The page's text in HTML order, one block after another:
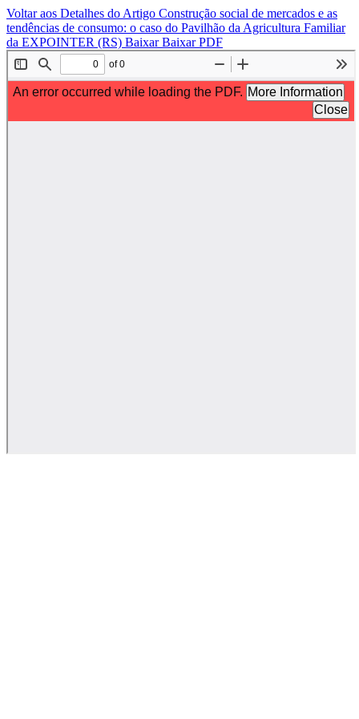
Voltar aos Detalhes do Artigo Construção social de mercados e as
tendências de consumo: o caso do Pavilhão da Agricultura Familiar
da EXPOINTER (RS) BaixarBaixar PDF